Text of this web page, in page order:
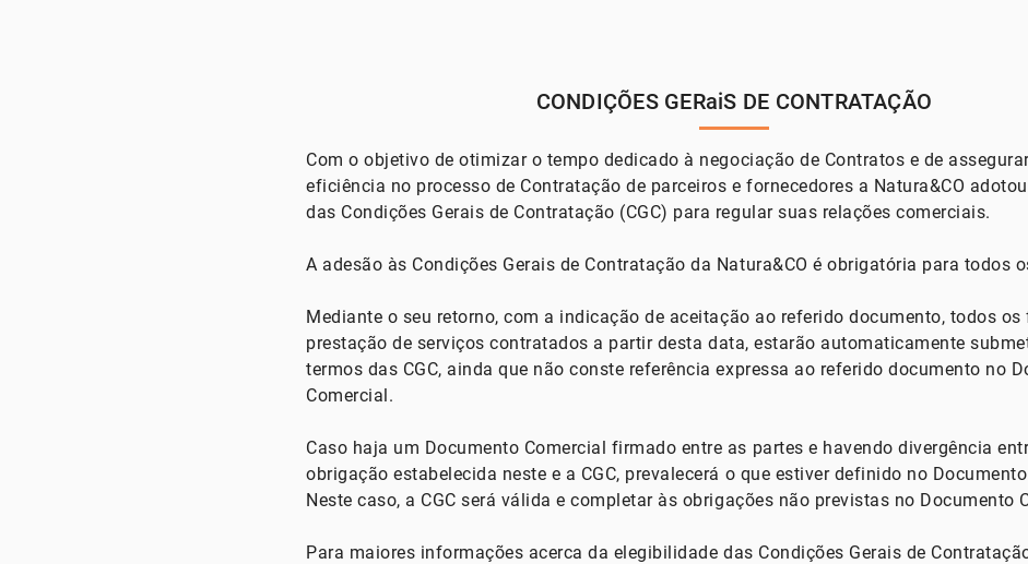
CONDIÇÕES GERaiS DE CONTRATAÇÃO
Com o objetivo de otimizar o tempo dedicado à negociação de Contratos e de
eficiência no processo de Contratação de parceiros e fornecedores a Natura&CO
das Condições Gerais de Contratação (CGC) para regular suas relações comerciais.
A adesão às Condições Gerais de Contratação da Natura&CO é obrigatória para todos
Mediante o seu retorno, com a indicação de aceitação ao referido documento, todos os
prestação de serviços contratados a partir desta data, estarão automaticamente
termos das CGC, ainda que não conste referência expressa ao referido documento no
Comercial.
Caso haja um Documento Comercial firmado entre as partes e havendo divergência
obrigação estabelecida neste e a CGC, prevalecerá o que estiver definido no
Neste caso, a CGC será válida e completar às obrigações não previstas no Documento
Para maiores informações acerca da elegibilidade das Condições Gerais de